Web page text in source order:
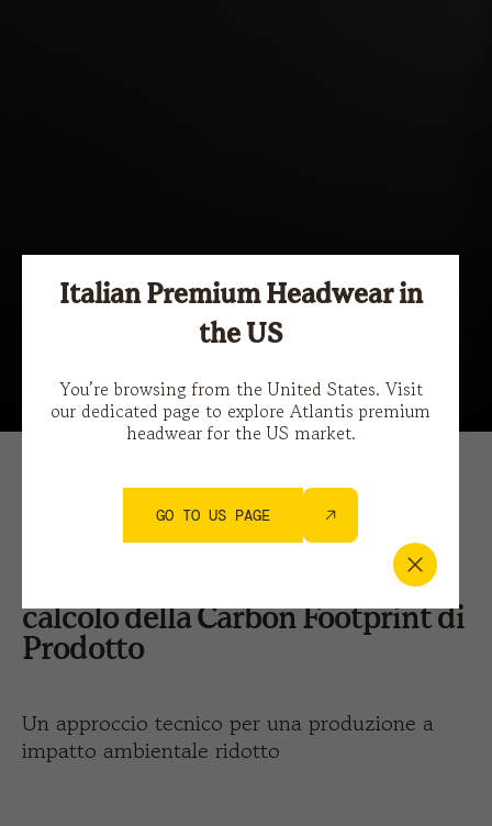
VENERDÌ 28.02.2025 SUSTAINABILITY
Il tool CF Atlantis: la soluzione
calcolo della Carbon Footprint di
Prodotto
Un approccio tecnico per una produzione a
impatto ambientale ridotto
Italian Premium Headwear in
the US
You’re browsing from the United States. Visit
our dedicated page to explore Atlantis premium
headwear for the US market.
GO TO US PAGE